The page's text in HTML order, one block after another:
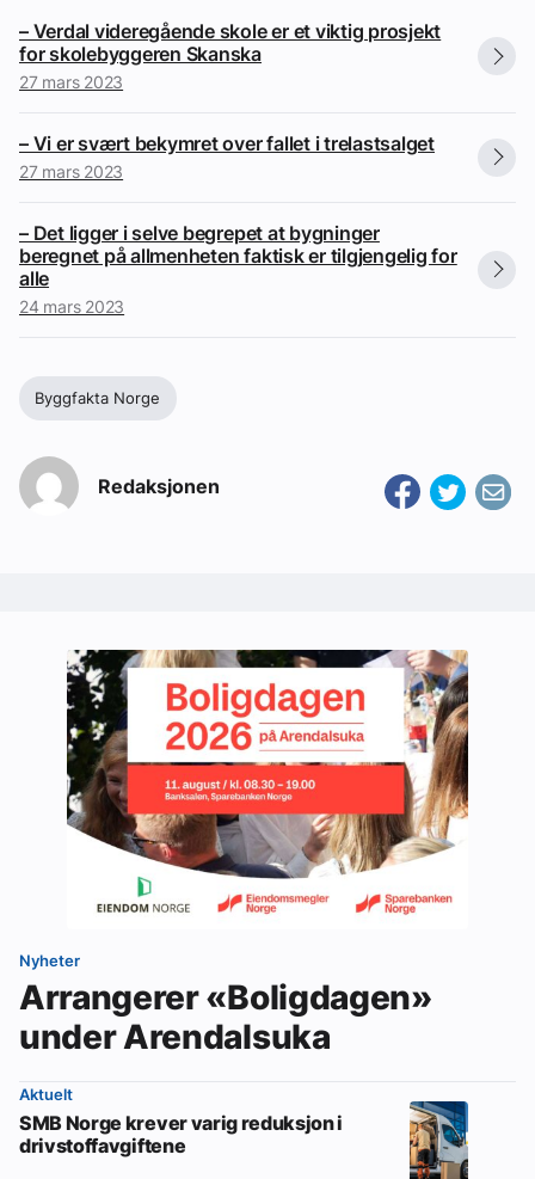
– Verdal videregående skole er et viktig prosjekt
for skolebyggeren Skanska
27 mars 2023
– Vi er svært bekymret over fallet i trelastsalget
27 mars 2023
– Det ligger i selve begrepet at bygninger
beregnet på allmenheten faktisk er tilgjengelig for
alle
24 mars 2023
Byggfakta Norge
Redaksjonen
Nyheter
Arrangerer «Boligdagen»
under Arendalsuka
Aktuelt
SMB Norge krever varig reduksjon i
drivstoffavgiftene